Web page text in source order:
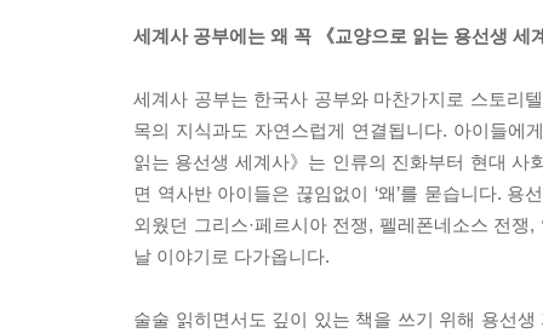
세계사 공부에는 왜 꼭 《교양으로 읽는 용선생 세
세계사 공부는 한국사 공부와 마찬가지로 스토리
목의 지식과도 자연스럽게 연결됩니다. 아이들에
읽는 용선생 세계사》는 인류의 진화부터 현대 사
면 역사반 아이들은 끊임없이 ‘왜’를 묻습니다.
외웠던 그리스·페르시아 전쟁, 펠레폰네소스 전
날 이야기로 다가옵니다.
술술 읽히면서도 깊이 있는 책을 쓰기 위해 용선